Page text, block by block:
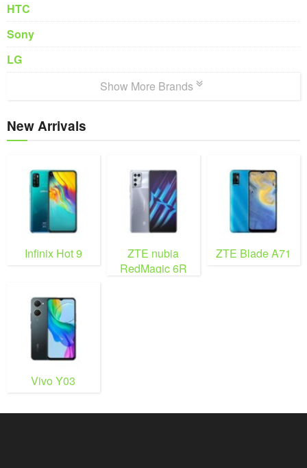
HTC
Sony
LG
Show More Brands
New Arrivals
Infinix Hot 9
ZTE nubia
RedMagic 6R
ZTE Blade A71
Vivo Y03